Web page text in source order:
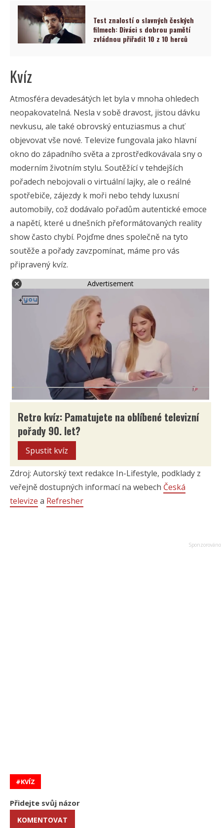
Test znalostí o slavných českých
filmech: Diváci s dobrou pamětí
zvládnou přiřadit 10 z 10 herců
Kvíz
Atmosféra devadesátých let byla v mnoha ohledech
neopakovatelná. Nesla v sobě dravost, jistou dávku
nevkusu, ale také obrovský entuziasmus a chuť
objevovat vše nové. Televize fungovala jako hlavní
okno do západního světa a zprostředkovávala sny o
moderním životním stylu. Soutěžící v tehdejších
pořadech nebojovali o virtuální lajky, ale o reálné
spotřebiče, zájezdy k moři nebo tehdy luxusní
automobily, což dodávalo pořadům autentické emoce
a napětí, které u dnešních přeformátovaných reality
show často chybí. Pojďme dnes společně na tyto
soutěže a pořady zavzpomínat, máme pro vás
připravený kvíz.
Advertisement
Retro kvíz: Pamatujete na oblíbené televizní
pořady 90. let?
Spustit kvíz
Zdroj: Autorský text redakce In-Lifestyle, podklady z
veřejně dostupných informací na webech Česká
televize a Refresher
KVÍZ
Přidejte svůj názor
KOMENTOVAT